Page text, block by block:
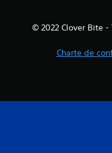
© 2022 Clover Bite
Charte de